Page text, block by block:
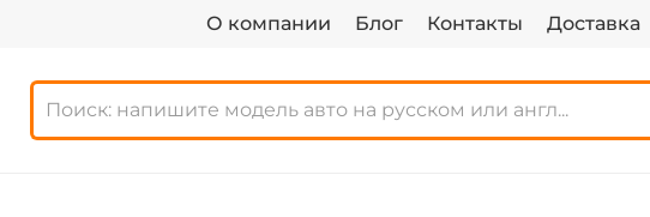
О компании Блог Контакты Доставка